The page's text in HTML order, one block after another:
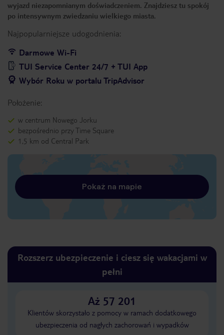
wyjazd niezapomnianym doświadczeniem. Znajdziesz tu spokój
po intensywnym zwiedzaniu wielkiego miasta.
Najpopularniejsze udogodnienia:
Darmowe Wi-Fi
TUI Service Center 24/7 + TUI App
Wybór Roku w portalu TripAdvisor
Położenie:
w centrum Nowego Jorku
bezpośrednio przy Time Square
1,5 km od Central Park
Pokaż na mapie
Rozszerz ubezpieczenie i ciesz się wakacjami w
pełni
Aż 57 201
Klientów skorzystało z pomocy w ramach dodatkowego
ubezpieczenia od nagłych zachorowań i wypadków